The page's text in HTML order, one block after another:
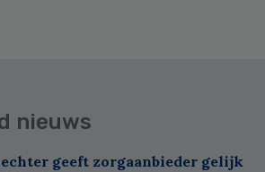
nieuws
geeft zorgaanbieder gelijk